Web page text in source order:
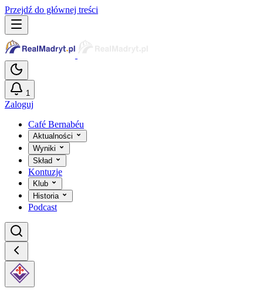
Przejdź do głównej treści
1
Zaloguj
Café Bernabéu
Aktualności
Wyniki
Skład
Kontuzje
Klub
Historia
Podcast